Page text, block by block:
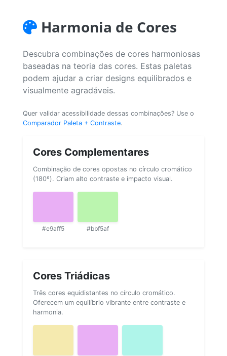
Harmonia de Cores
Descubra combinações de cores harmoniosas
baseadas na teoria das cores. Estas paletas
podem ajudar a criar designs equilibrados e
visualmente agradáveis.
Quer validar acessibilidade dessas combinações? Use o
Comparador Paleta + Contraste.
Cores Complementares
Combinação de cores opostas no círculo cromático
(180º). Criam alto contraste e impacto visual.
#e9aff5 #bbf5af
Cores Triádicas
Três cores equidistantes no círculo cromático.
Oferecem um equilíbrio vibrante entre contraste e
harmonia.